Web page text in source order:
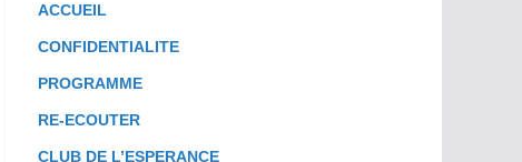
ACCUEIL
CONFIDENTIALITE
PROGRAMME
RE-ECOUTER
CLUB DE L’ESPERANCE